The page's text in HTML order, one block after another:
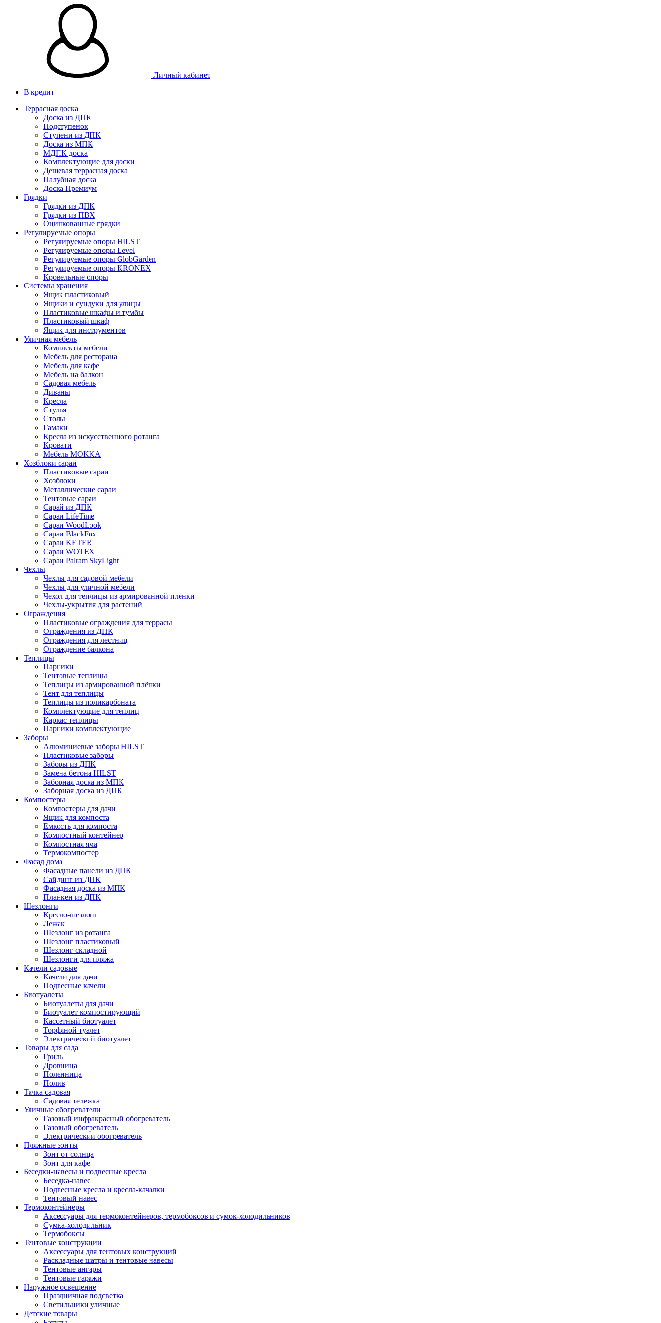
Личный кабинет
В кредит
Террасная доска
Доска из ДПК
Подступенок
Ступени из ДПК
Доска из МПК
МДПК доска
Комплектующие для доски
Дешевая террасная доска
Палубная доска
Доска Премиум
Грядки
Грядки из ДПК
Грядки из ПВХ
Оцинкованные грядки
Регулируемые опоры
Регулируемые опоры HILST
Регулируемые опоры Level
Регулируемые опоры GlobGarden
Регулируемые опоры KRONEX
Кровельные опоры
Системы хранения
Ящик пластиковый
Ящики и сундуки для улицы
Пластиковые шкафы и тумбы
Пластиковый шкаф
Ящик для инструментов
Уличная мебель
Комплекты мебели
Мебель для ресторана
Мебель для кафе
Мебель на балкон
Садовая мебель
Диваны
Кресла
Стулья
Столы
Гамаки
Кресла из искусственного ротанга
Кровати
Мебель MOKKA
Хозблоки сараи
Пластиковые сараи
Хозблоки
Металлические сараи
Тентовые сараи
Сарай из ДПК
Cараи LifeTime
Cараи WoodLook
Сараи BlackFox
Сараи KETER
Сараи WOTEX
Сараи Palram SkyLight
Чехлы
Чехлы для садовой мебели
Чехлы для уличной мебели
Чехол для теплицы из армированной плёнки
Чехлы-укрытия для растений
Ограждения
Пластиковые ограждения для террасы
Ограждения из ДПК
Ограждения для лестниц
Ограждение балкона
Теплицы
Парники
Тентовые теплицы
Теплицы из армированной плёнки
Тент для теплицы
Теплицы из поликарбоната
Комплектующие для теплиц
Каркас теплицы
Парники комплектующие
Заборы
Алюминиевые заборы HILST
Пластиковые заборы
Заборы из ДПК
Замена бетона HILST
Заборная доска из МПК
Заборная доска из ДПК
Компостеры
Компостеры для дачи
Ящик для компоста
Емкость для компоста
Компостный контейнер
Компостная яма
Термокомпостер
Фасад дома
Фасадные панели из ДПК
Сайдинг из ДПК
Фасадная доска из МПК
Планкен из ДПК
Шезлонги
Кресло-шезлонг
Лежак
Шезлонг из ротанга
Шезлонг пластиковый
Шезлонг складной
Шезлонги для пляжа
Качели садовые
Качели для дачи
Подвесные качели
Биотуалеты
Биотуалеты для дачи
Биотуалет компостирующий
Кассетный биотуалет
Торфяной туалет
Электрический биотуалет
Товары для сада
Гриль
Дровница
Поленница
Полив
Тачка садовая
Садовая тележка
Уличные обогреватели
Газовый инфракрасный обогреватель
Газовый обогреватель
Электрический обогреватель
Пляжные зонты
Зонт от солнца
Зонт для кафе
Беседки-навесы и подвесные кресла
Беседка-навес
Подвесные кресла и кресла-качалки
Тентовый навес
Термоконтейнеры
Аксессуары для термоконтейнеров, термобоксов и сумок-холодильников
Сумка-холодильник
Термобоксы
Тентовые конструкции
Аксессуары для тентовых конструкций
Раскладные шатры и тентовые навесы
Тентовые ангары
Тентовые гаражи
Наружное освещение
Праздничная подсветка
Светильники уличные
Детские товары